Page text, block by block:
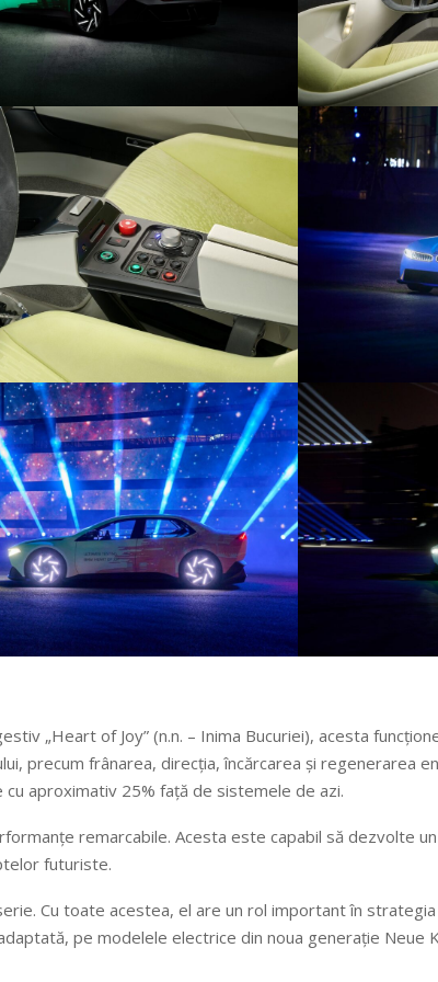
„Heart of Joy” (n.n. – Inima Bucuriei), acesta
precum frânarea, direcția, încărcarea și regenerarea
aproximativ 25% față de sistemele de azi.
remarcabile. Acesta este capabil să dezvolte
futuriste.
Cu toate acestea, el are un rol important în
pe modelele electrice din noua generație Neue